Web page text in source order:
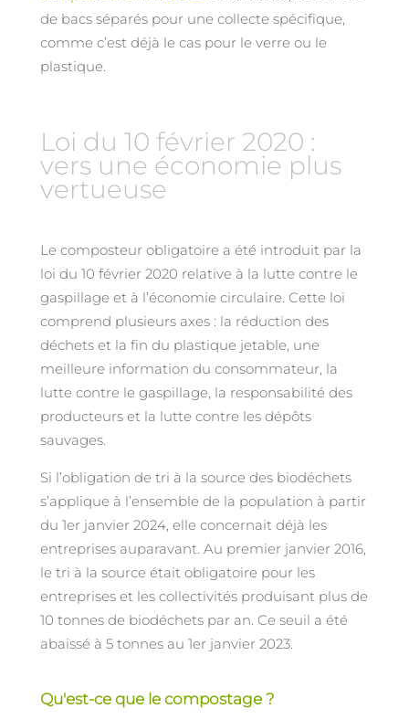
de bacs séparés pour une collecte spécifique,
comme c’est déjà le cas pour le verre ou le
plastique.
Loi du 10 février 2020 :
vers une économie plus
vertueuse
Le composteur obligatoire a été introduit par la
loi du 10 février 2020 relative à la lutte contre le
gaspillage et à l’économie circulaire. Cette loi
comprend plusieurs axes : la réduction des
déchets et la fin du plastique jetable, une
meilleure information du consommateur, la
lutte contre le gaspillage, la responsabilité des
producteurs et la lutte contre les dépôts
sauvages.
Si l’obligation de tri à la source des biodéchets
s’applique à l’ensemble de la population à partir
du 1er janvier 2024, elle concernait déjà les
entreprises auparavant. Au premier janvier 2016,
le tri à la source était obligatoire pour les
entreprises et les collectivités produisant plus de
10 tonnes de biodéchets par an. Ce seuil a été
abaissé à 5 tonnes au 1er janvier 2023.
Qu'est-ce que le compostage ?